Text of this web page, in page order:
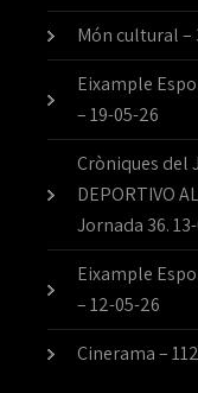
Món cultural –
Eixample
– 19-05-26
Cròniques del
DEPORTIVO
Jornada 36.
Eixample
– 12-05-26
Cinerama –